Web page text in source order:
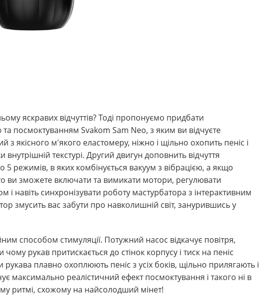
яскравих відчуттів? Тоді пропонуємо придбати
посмоктуванням Svakom Sam Neo, з яким ви відчуєте
якісного м'якого еластомеру, ніжно і щільно охопить пеніс і
текстурі. Другий двигун доповнить відчуття
режимів, в яких комбінується вакуум з вібрацією, а якщо
ви зможете включати та вимикати мотори, регулювати
і навіть синхронізувати роботу мастурбатора з інтерактивним
змусить вас забути про навколишній світ, занурившись у
способом стимуляції. Потужний насос відкачує повітря,
рукав притискається до стінок корпусу і тиск на пеніс
рукава плавно охоплюють пеніс з усіх боків, щільно прилягають і
максимально реалістичний ефект посмоктування і такого ні в
ритмі, схожому на найсолодший мінет!